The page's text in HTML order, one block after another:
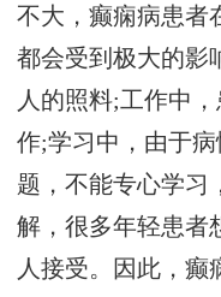
不大，癫痫病患者
都会受到极大的影
人的照料;工作中
作;学习中，由于
题，不能专心学习
解，很多年轻患者
人接受。因此，癫